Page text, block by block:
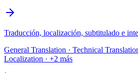
Traducción, localización, subtitulado e
General Translation · Technical
Localization · +2 más